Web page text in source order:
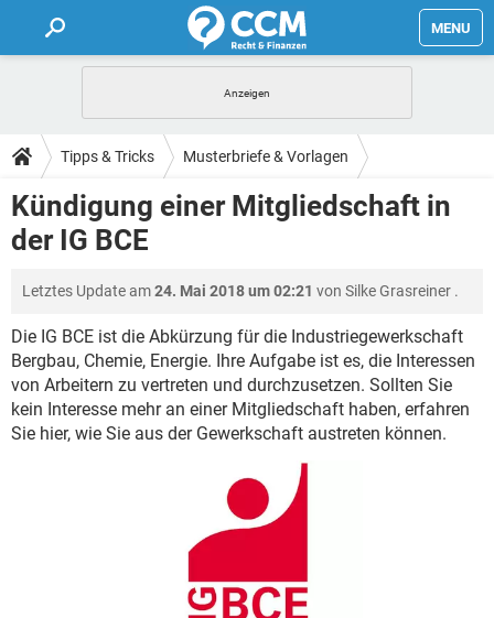
MENU
FORUM
TIPPS
LEXIKON
Tipps & Tricks Musterbriefe & Vorlagen
Kündigung einer Mitgliedschaft in
der IG BCE
Letztes Update am24. Mai 2018 um 02:21 von Silke Grasreiner .
Die IG BCE ist die Abkürzung für die Industriegewerkschaft
Bergbau, Chemie, Energie. Ihre Aufgabe ist es, die Interessen
von Arbeitern zu vertreten und durchzusetzen. Sollten Sie
kein Interesse mehr an einer Mitgliedschaft haben, erfahren
Sie hier, wie Sie aus der Gewerkschaft austreten können.